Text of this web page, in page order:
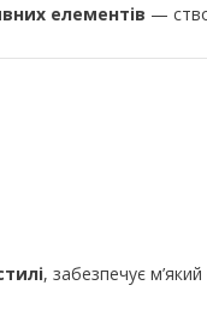
елементів —
, забезпечує